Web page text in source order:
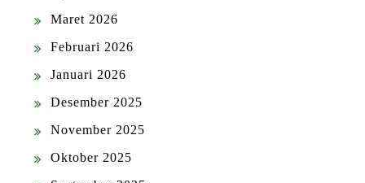
Maret 2026
Februari 2026
Januari 2026
Desember 2025
November 2025
Oktober 2025